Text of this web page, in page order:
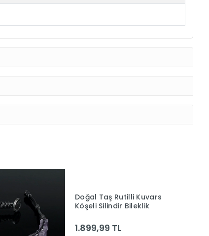
Doğal Taş Rutilli Kuvars
Köşeli Silindir Bileklik
1.899,99 TL